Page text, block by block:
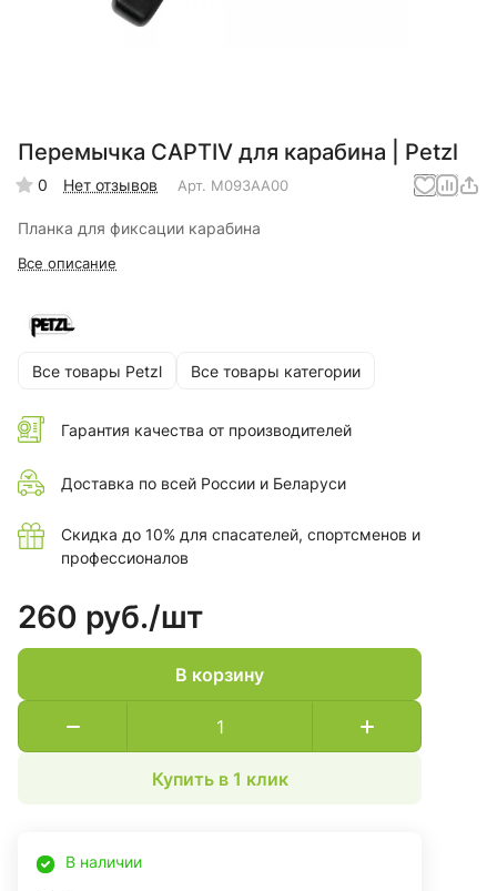
Перемычка CAPTIV для карабина | Petzl
0 Нет отзывов Арт. M093AA00
Планка для фиксации карабина
Все описание
Все товары Petzl Все товары категории
Гарантия качества от производителей
Доставка по всей России и Беларуси
Скидка до 10% для спасателей, спортсменов и
профессионалов
260 руб./шт
В корзину
Купить в 1 клик
В наличии